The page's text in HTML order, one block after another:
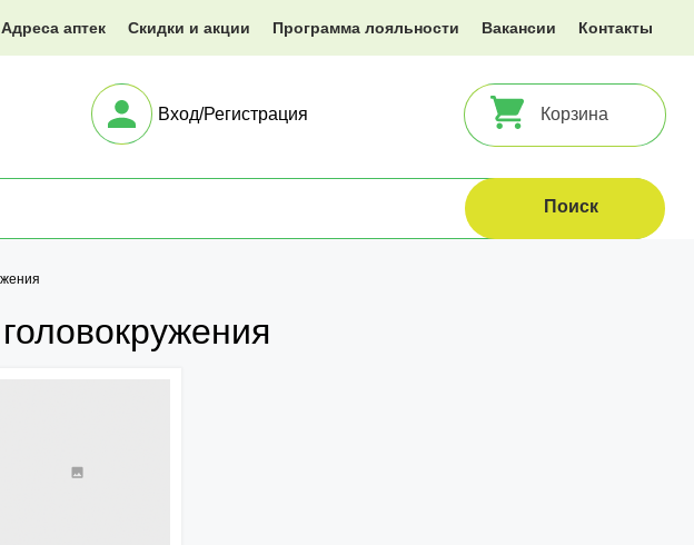
Адреса аптек Скидки и акции Программа лояльности Вакансии Контакты
Корзина
Вход/Регистрация